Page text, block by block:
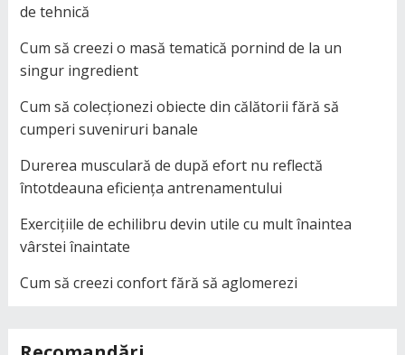
de tehnică
Cum să creezi o masă tematică pornind de la un
singur ingredient
Cum să colecționezi obiecte din călătorii fără să
cumperi suveniruri banale
Durerea musculară de după efort nu reflectă
întotdeauna eficiența antrenamentului
Exercițiile de echilibru devin utile cu mult înaintea
vârstei înaintate
Cum să creezi confort fără să aglomerezi